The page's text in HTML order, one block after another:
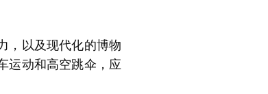
，以及现代化的博物
运动和高空跳伞，应